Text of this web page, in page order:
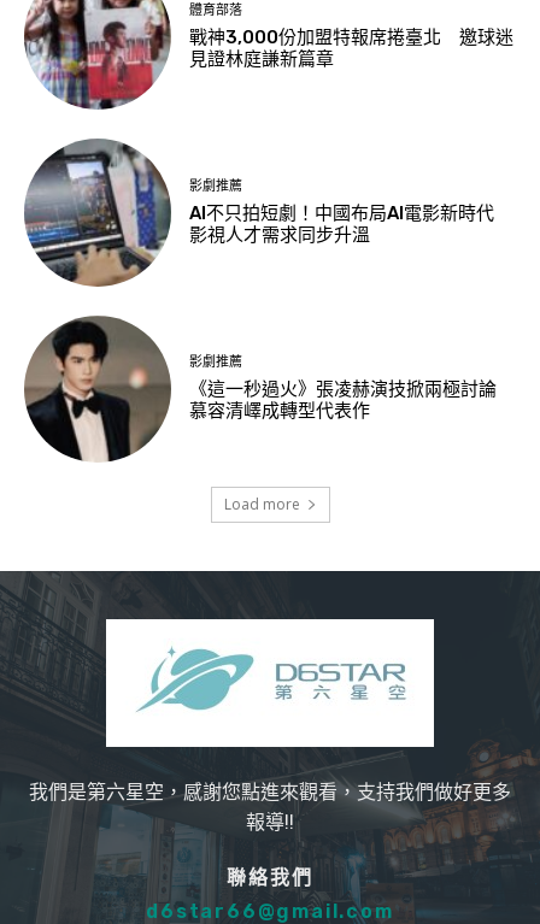
體育部落
戰神3,000份加盟特報席捲臺北 邀球迷
見證林庭謙新篇章
影劇推薦
AI不只拍短劇！中國布局AI電影新時代
影視人才需求同步升溫
影劇推薦
《這一秒過火》張凌赫演技掀兩極討論
慕容清嶧成轉型代表作
Load more
我們是第六星空，感謝您點進來觀看，支持我們做好更多
報導!!
聯絡我們
d6star66@gmail.com